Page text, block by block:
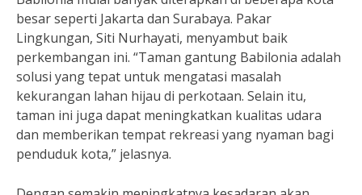
besar seperti Jakarta dan Surabaya. Pakar
Lingkungan, Siti Nurhayati, menyambut baik
perkembangan ini. “Taman gantung Babilonia adalah
solusi yang tepat untuk mengatasi masalah
kekurangan lahan hijau di perkotaan. Selain itu,
taman ini juga dapat meningkatkan kualitas udara
dan memberikan tempat rekreasi yang nyaman bagi
penduduk kota,” jelasnya.